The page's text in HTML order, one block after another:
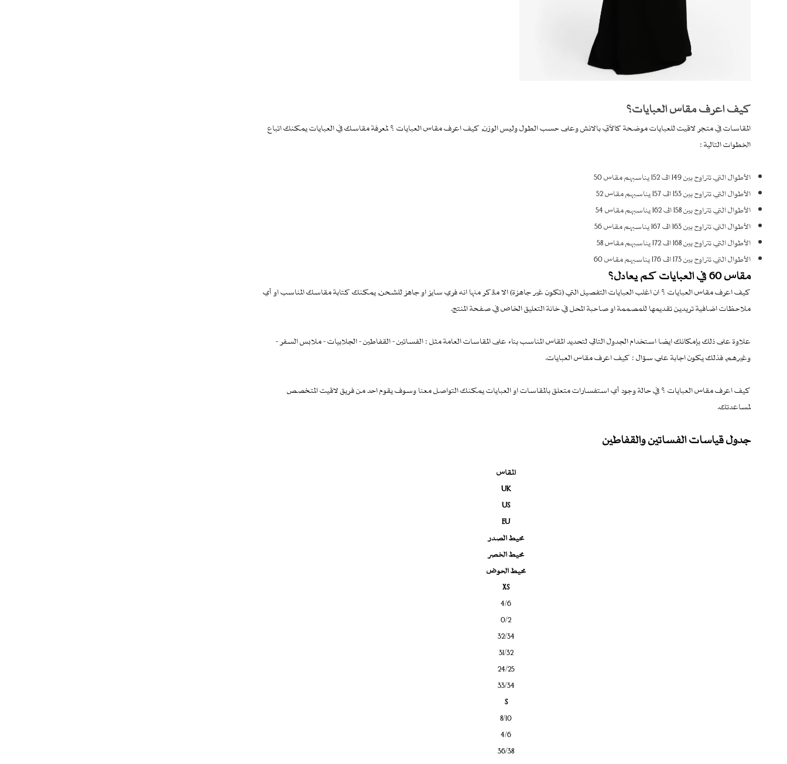
كيف اعرف مقاس العبايات؟
المقاسات في متجر لاقيت للعبايات موضحة كالآتي بالانش وعلى حسب الطول وليس الوزن, كيف اعرف مقاس العبايات ؟ لمعرفة مقاسك في العبايات يمكنك اتباع
الخطوات التالية :
الأطوال التي تتراوح بين 149 الى 152 يناسبهم مقاس 50
الأطوال التي تتراوح بين 153 الى 157 يناسبهم مقاس 52
الأطوال التي تتراوح بين 158 الى 162 يناسبهم مقاس 54
الأطوال التي تتراوح بين 163 الى 167 يناسبهم مقاس 56
الأطوال التي تتراوح بين 168 الى 172 يناسبهم مقاس 58
الأطوال التي تتراوح بين 173 الى 176 يناسبهم مقاس 60
مقاس 60 في العبايات كم يعادل؟
كيف اعرف مقاس العبايات ؟ ان اغلب العبايات التفصيل التي (تكون غير جاهزة) الا ماذكر منها انه فري سايز او جاهز للشحن, يمكنك كتابة مقاسك المناسب او أي
ملاحظات اضافية تريدين تقديمها للمصممة او صاحبة المحل في خانة التعليق الخاص في صفحة المنتج.
علاوة على ذلك بإمكانك ايضا استخدام الجدول التالي لتحديد المقاس المناسب بناء على المقاسات العامة مثل : الفساتين - القفاطين - الجلابيات - ملابس السفر -
وغيرهم, فذلك يكون اجابة علي سؤال : كيف اعرف مقاس العبايات.
كيف اعرف مقاس العبايات ؟ في حالة وجود أي استفسارات متعلق بالمقاسات او العبايات يمكنك التواصل معنا وسوف يقوم احد من فريق لاقيت المتخصص
لمساعدتك.
جدول قياسات الفساتين والقفاطين
المقاس
UK
US
EU
محيط الصدر
محيط الخصر
محيط الحوض
XS
4/6
0/2
32/34
31/32
24/25
33/34
S
8/10
4/6
36/38